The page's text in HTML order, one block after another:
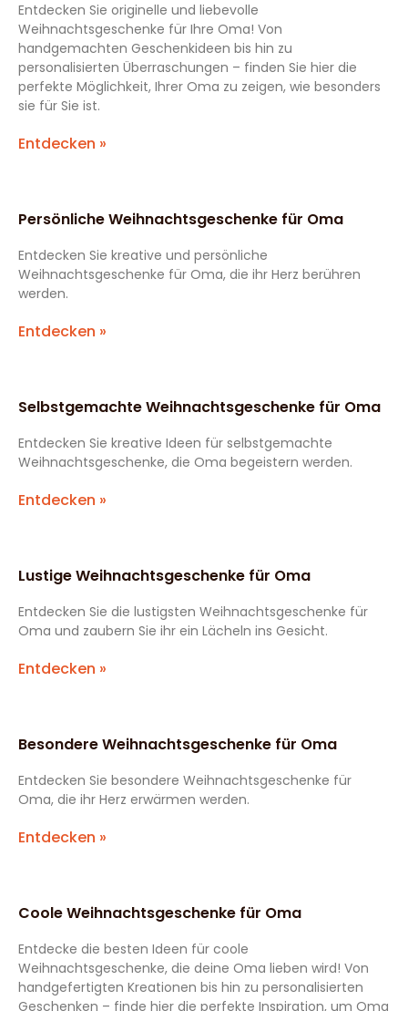
Entdecken Sie originelle und liebevolle
Weihnachtsgeschenke für Ihre Oma! Von
handgemachten Geschenkideen bis hin zu
personalisierten Überraschungen – finden Sie hier die
perfekte Möglichkeit, Ihrer Oma zu zeigen, wie besonders
sie für Sie ist.
Entdecken »
Persönliche Weihnachtsgeschenke für Oma
Entdecken Sie kreative und persönliche
Weihnachtsgeschenke für Oma, die ihr Herz berühren
werden.
Entdecken »
Selbstgemachte Weihnachtsgeschenke für Oma
Entdecken Sie kreative Ideen für selbstgemachte
Weihnachtsgeschenke, die Oma begeistern werden.
Entdecken »
Lustige Weihnachtsgeschenke für Oma
Entdecken Sie die lustigsten Weihnachtsgeschenke für
Oma und zaubern Sie ihr ein Lächeln ins Gesicht.
Entdecken »
Besondere Weihnachtsgeschenke für Oma
Entdecken Sie besondere Weihnachtsgeschenke für
Oma, die ihr Herz erwärmen werden.
Entdecken »
Coole Weihnachtsgeschenke für Oma
Entdecke die besten Ideen für coole
Weihnachtsgeschenke, die deine Oma lieben wird! Von
handgefertigten Kreationen bis hin zu personalisierten
Geschenken – finde hier die perfekte Inspiration, um Oma